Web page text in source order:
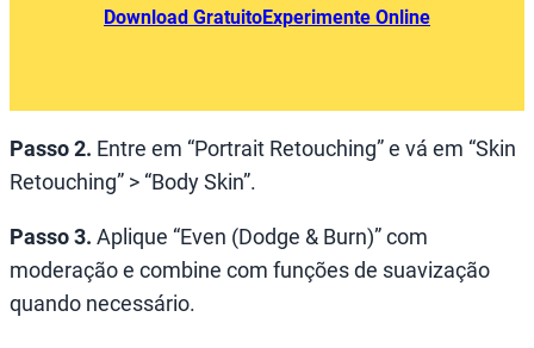
Download GratuitoExperimente Online
Passo 2. Entre em “Portrait Retouching” e vá em “Skin
Retouching” > “Body Skin”.
Passo 3. Aplique “Even (Dodge & Burn)” com
moderação e combine com funções de suavização
quando necessário.